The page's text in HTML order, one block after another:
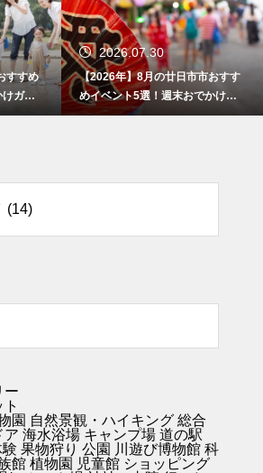
すすめ
ガイ
2026.07.30
【2026年】8月の廿日市市おすす
めイベント5選！週末おでかけガ
イド
ー
園 自然景観・ハイキング 総合
ア 海水浴場 キャンプ場 道の駅
果物狩り 公園 川遊び博物館 科
館 植物園 児童館 ショッピング